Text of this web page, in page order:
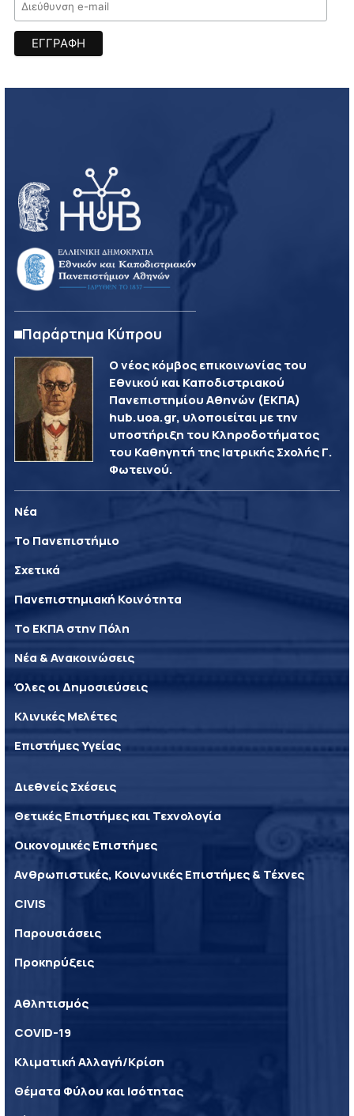
Παράρτημα Κύπρου
Ο νέος κόμβος επικοινωνίας του
Εθνικού και Καποδιστριακού
Πανεπιστημίου Αθηνών (ΕΚΠΑ)
hub.uoa.gr, υλοποιείται με την
υποστήριξη του Κληροδοτήματος
του Καθηγητή της Ιατρικής Σχολής Γ.
Φωτεινού.
Νέα
Το Πανεπιστήμιο
Σχετικά
Πανεπιστημιακή Κοινότητα
Το ΕΚΠΑ στην Πόλη
Νέα & Ανακοινώσεις
Όλες οι Δημοσιεύσεις
Κλινικές Μελέτες
Επιστήμες Υγείας
Διεθνείς Σχέσεις
Θετικές Επιστήμες και Τεχνολογία
Οικονομικές Επιστήμες
Ανθρωπιστικές, Κοινωνικές Επιστήμες & Τέχνες
CIVIS
Παρουσιάσεις
Προκηρύξεις
Αθλητισμός
COVID-19
Κλιματική Αλλαγή/Κρίση
Θέματα Φύλου και Ισότητας